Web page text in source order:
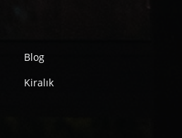
Blog
Kiralık